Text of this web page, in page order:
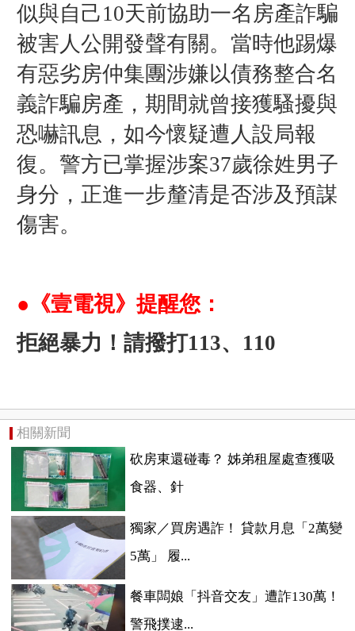
似與自己10天前協助一名房產詐騙
被害人公開發聲有關。當時他踢爆
有惡劣房仲集團涉嫌以債務整合名
義詐騙房產，期間就曾接獲騷擾與
恐嚇訊息，如今懷疑遭人設局報
復。警方已掌握涉案37歲徐姓男子
身分，正進一步釐清是否涉及預謀
傷害。
●《壹電視》提醒您：
拒絕暴力！請撥打113、110
相關新聞
砍房東還碰毒？ 姊弟租屋處查獲吸
食器、針
獨家／買房遇詐！ 貸款月息「2萬變
5萬」 履...
餐車闆娘「抖音交友」遭詐130萬！
警飛撲逮...